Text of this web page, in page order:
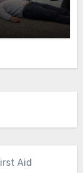
Aid